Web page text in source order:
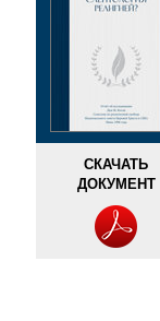
СКАЧАТЬ
ДОКУМЕНТ